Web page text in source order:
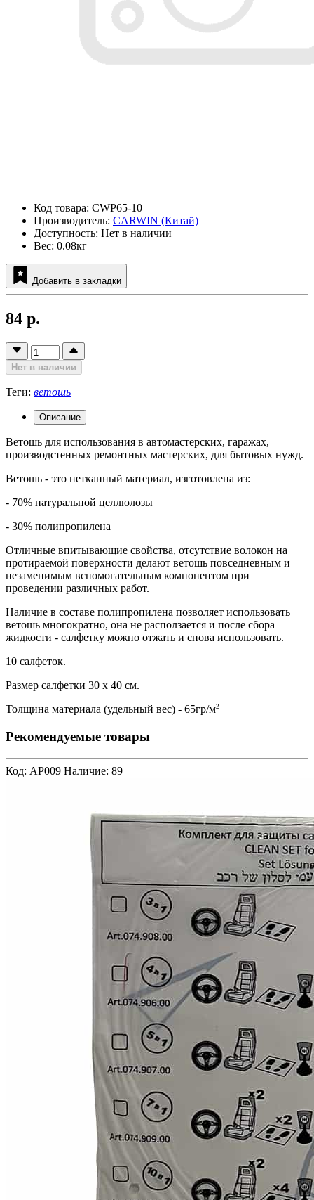
Код товара: CWP65-10
Производитель: CARWIN (Китай)
Доступность: Нет в наличии
Вес: 0.08кг
Добавить в закладки
84 р.
Нет в наличии
Теги: ветошь
Описание
Ветошь для использования в автомастерских, гаражах,
производстенных ремонтных мастерских, для бытовых нужд.
Ветошь - это нетканный материал, изготовлена из:
- 70% натуральной целлюлозы
- 30% полипропилена
Отличные впитывающие свойства, отсутствие волокон на
протираемой поверхности делают ветошь повседневным и
незаменимым вспомогательным компонентом при
проведении различных работ.
Наличие в составе полипропилена позволяет использовать
ветошь многократно, она не расползается и после сбора
жидкости - салфетку можно отжать и снова использовать.
10 салфеток.
Размер салфетки 30 х 40 см.
Толщина материала (удельный вес) - 65гр/м2
Рекомендуемые товары
Код: AP009 Наличие: 89